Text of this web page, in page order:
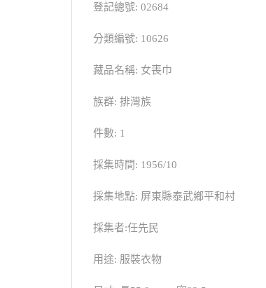
登記總號: 02684
分類編號: 10626
藏品名稱: 女喪巾
族群: 排灣族
件數: 1
採集時間: 1956/10
採集地點: 屏東縣泰武鄉平和村
採集者:任先民
用途: 服裝衣物